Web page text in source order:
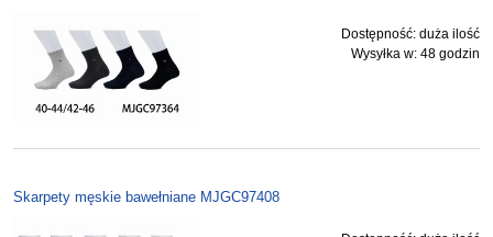
Dostępność: duża ilość
Wysyłka w: 48 godzin
Skarpety męskie bawełniane MJGC97408